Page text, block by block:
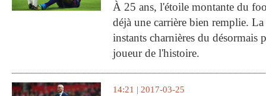
À 25 ans, l'étoile montante du
déjà une carrière bien remplie.
instants charnières du désormais
joueur de l'histoire.
14:21 | 2017-03-25